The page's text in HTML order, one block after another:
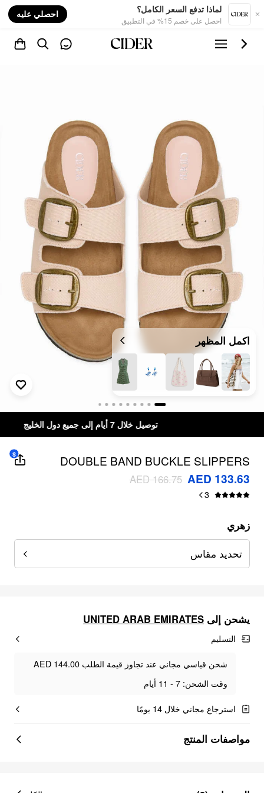
لماذا تدفع السعر الكامل؟
احصل على خصم 15% في التطبيق
احصلي عليه
اكمل المظهر
توصيل خلال 7 أيام إلى جميع دول الخليج
DOUBLE BAND BUCKLE SLIPPERS
AED 133.63
AED 166.75
3
$
زهري
تحديد مقاس
يشحن إلى UNITED ARAB EMIRATES
التسليم
شحن قياسي مجاني عند تجاوز قيمة الطلب AED 144.00
وقت الشحن: 7 - 11 أيام
استرجاع مجاني خلال 14 يومًا
مواصفات المنتج